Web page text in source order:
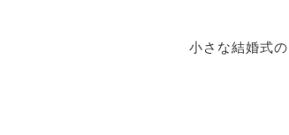
小さな結婚式